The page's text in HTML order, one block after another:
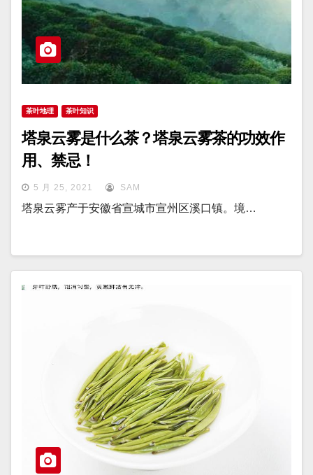
茶叶地理 茶叶知识
塔泉云雾是什么茶？塔泉云雾茶的功效作
用、禁忌！
5 月 25, 2021 SAM
塔泉云雾产于安徽省宣城市宣州区溪口镇。境…